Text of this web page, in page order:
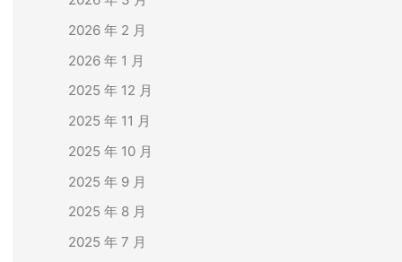
2026 年 2 月
2026 年 1 月
2025 年 12 月
2025 年 11 月
2025 年 10 月
2025 年 9 月
2025 年 8 月
2025 年 7 月